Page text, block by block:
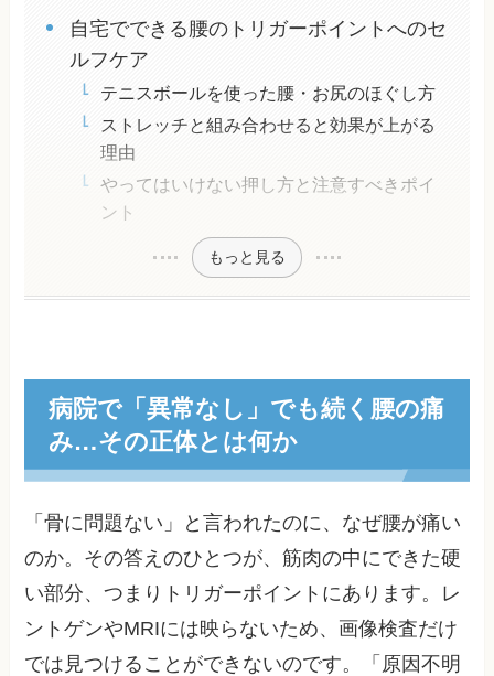
自宅でできる腰のトリガーポイントへのセ
ルフケア
テニスボールを使った腰・お尻のほぐし方
ストレッチと組み合わせると効果が上がる
理由
やってはいけない押し方と注意すべきポイ
ント
もっと見る
病院で「異常なし」でも続く腰の痛
み…その正体とは何か
「骨に問題ない」と言われたのに、なぜ腰が痛い
のか。その答えのひとつが、筋肉の中にできた硬
い部分、つまりトリガーポイントにあります。レ
ントゲンやMRIには映らないため、画像検査だけ
では見つけることができないのです。「原因不明